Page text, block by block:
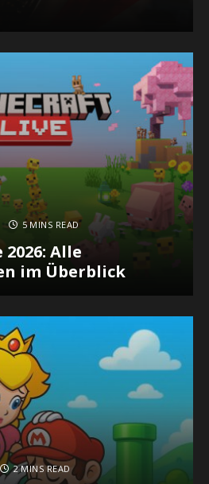
5 MINS READ
Alle
im Überblick
2 MINS READ